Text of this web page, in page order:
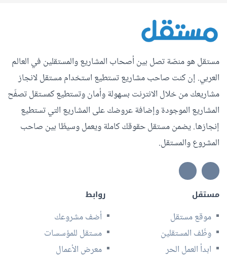
مستقل هو منصّة تصل بين أصحاب المشاريع والمستقلين في العالم
العربي. إن كنت صاحب مشاريع تستطيع استخدام مستقل لانجاز
مشاريعك من خلال الانترنت بسهولة وأمان وتستطيع كمستقل تصفّح
المشاريع الموجودة وإضافة عروضك على المشاريع التي تستطيع
إنجازها. يضمن مستقل حقوقك كاملة ويعمل وسيطًا بين صاحب
المشروع والمستقل.
مستقل
موقع مستقل
وظّف المستقلين
ابدأ العمل الحر
روابط
أضف مشروعك
مستقل للمؤسسات
معرض الأعمال